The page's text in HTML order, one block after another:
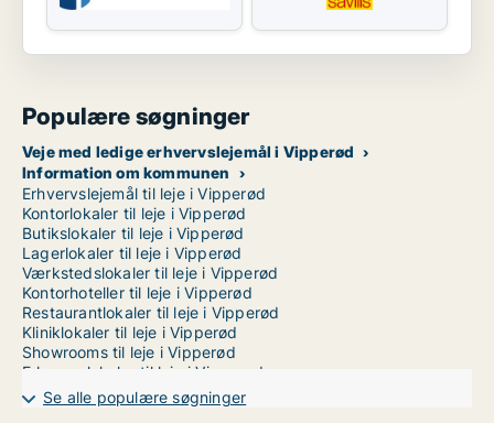
Populære søgninger
Veje med ledige erhvervslejemål i Vipperød
Information om kommunen
Erhvervslejemål til leje i Vipperød
Kontorlokaler til leje i Vipperød
Butikslokaler til leje i Vipperød
Lagerlokaler til leje i Vipperød
Værkstedslokaler til leje i Vipperød
Kontorhoteller til leje i Vipperød
Restaurantlokaler til leje i Vipperød
Kliniklokaler til leje i Vipperød
Showrooms til leje i Vipperød
Erhvervslokaler til leje i Vipperød
Erhvervsgrunde til leje i Vipperød
Garager til leje i Vipperød
Se alle populære søgninger